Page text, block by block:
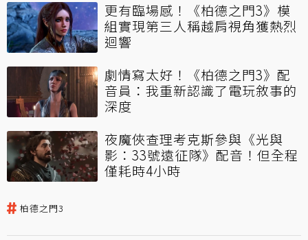
更有臨場感！《柏德之門3》模
組實現第三人稱越肩視角獲熱烈
迴響
劇情寫太好！《柏德之門3》配
音員：我重新認識了電玩敘事的
深度
夜魔俠查理考克斯參與《光與
影：33號遠征隊》配音！但全程
僅耗時4小時
柏德之門3